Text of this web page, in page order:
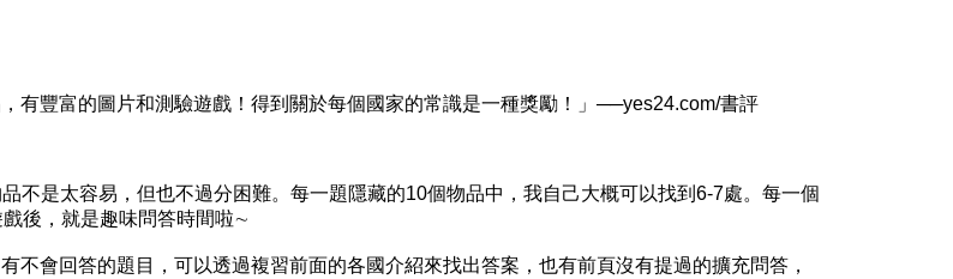
豐富的圖片和測驗遊戲！得到關於每個國家的常識是一種獎勵！」──yes24.com/書評
是太容易，但也不過分困難。每一題隱藏的10個物品中，我自己大概可以找到6-7處。每一個
後，就是趣味問答時間啦∼
會回答的題目，可以透過複習前面的各國介紹來找出答案，也有前頁沒有提過的擴充問答，